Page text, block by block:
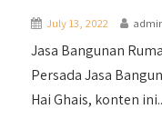
July 13, 2022
Jasa Bangunan
Persada Jasa
Hai Ghais, konten